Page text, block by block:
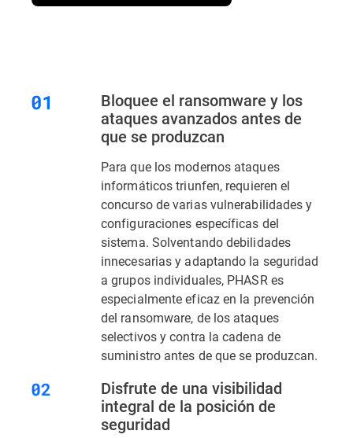
Bloquee el ransomware y los
ataques avanzados antes de
que se produzcan
Para que los modernos ataques
informáticos triunfen, requieren el
concurso de varias vulnerabilidades y
configuraciones específicas del
sistema. Solventando debilidades
innecesarias y adaptando la seguridad
a grupos individuales, PHASR es
especialmente eficaz en la prevención
del ransomware, de los ataques
selectivos y contra la cadena de
suministro antes de que se produzcan.
Disfrute de una visibilidad
integral de la posición de
seguridad